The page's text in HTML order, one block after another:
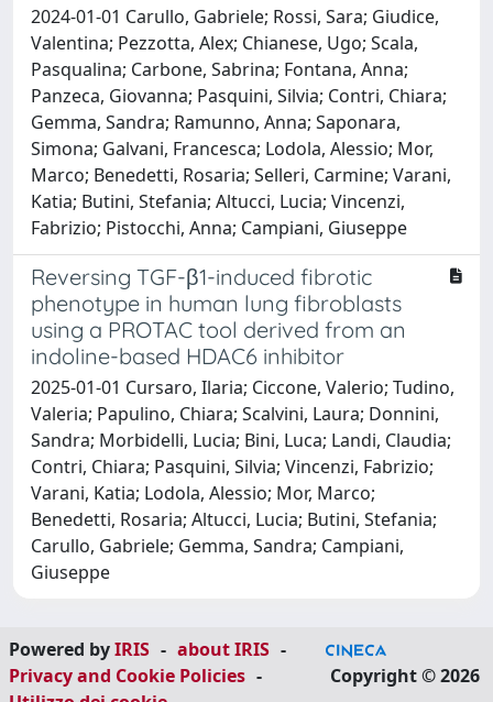
2024-01-01 Carullo, Gabriele; Rossi, Sara; Giudice,
Valentina; Pezzotta, Alex; Chianese, Ugo; Scala,
Pasqualina; Carbone, Sabrina; Fontana, Anna;
Panzeca, Giovanna; Pasquini, Silvia; Contri, Chiara;
Gemma, Sandra; Ramunno, Anna; Saponara,
Simona; Galvani, Francesca; Lodola, Alessio; Mor,
Marco; Benedetti, Rosaria; Selleri, Carmine; Varani,
Katia; Butini, Stefania; Altucci, Lucia; Vincenzi,
Fabrizio; Pistocchi, Anna; Campiani, Giuseppe
Reversing TGF-β1-induced fibrotic
phenotype in human lung fibroblasts
using a PROTAC tool derived from an
indoline-based HDAC6 inhibitor
2025-01-01 Cursaro, Ilaria; Ciccone, Valerio; Tudino,
Valeria; Papulino, Chiara; Scalvini, Laura; Donnini,
Sandra; Morbidelli, Lucia; Bini, Luca; Landi, Claudia;
Contri, Chiara; Pasquini, Silvia; Vincenzi, Fabrizio;
Varani, Katia; Lodola, Alessio; Mor, Marco;
Benedetti, Rosaria; Altucci, Lucia; Butini, Stefania;
Carullo, Gabriele; Gemma, Sandra; Campiani,
Giuseppe
Powered byIRIS - about IRIS -
Privacy and Cookie Policies -
Copyright © 2026